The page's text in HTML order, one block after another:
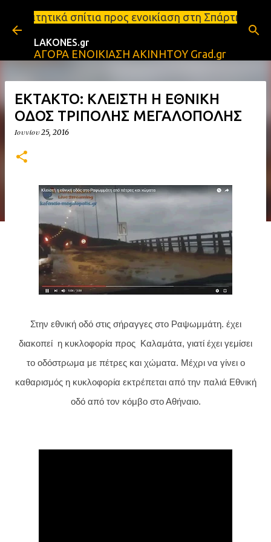
Μετάβαση στο κύριο περιεχόμενο
προς ενοικίαση στη Σπάρτη Ενοικιάσεις
LAKONES.gr
ΑΓΟΡΑ ΕΝΟΙΚΙΑΣΗ ΑΚΙΝΗΤΟΥ Grad.gr
EKTAKTO: ΚΛΕΙΣΤΗ Η ΕΘΝΙΚΗ
ΟΔΟΣ ΤΡΙΠΟΛΗΣ ΜΕΓΑΛΟΠΟΛΗΣ
Ιουνίου 25, 2016
Στην εθνική οδό στις σήραγγες στο Ραψωμμάτη. έχει
διακοπεί η κυκλοφορία προς Καλαμάτα, γιατί έχει γεμίσει
το οδόστρωμα με πέτρες και χώματα. Μέχρι να γίνει ο
καθαρισμός η κυκλοφορία εκτρέπεται από την παλιά Εθνική
οδό από τον κόμβο στο Αθήναιο.